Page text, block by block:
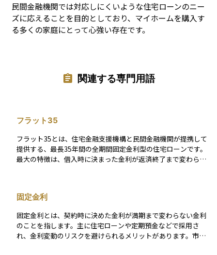
民間金融機関では対応しにくいような住宅ローンのニー
ズに応えることを目的としており、マイホームを購入す
る多くの家庭にとって心強い存在です。
関連する専門用語
フラット35
フラット35とは、住宅金融支援機構と民間金融機関が提携して
提供する、最長35年間の全期間固定金利型の住宅ローンです。
最大の特徴は、借入時に決まった金利が返済終了まで変わらな
フォームに利用され、一定の技術基準や住宅性能（例：省エネ
性、耐震性）を満たす住宅が対象です。また、所得制限がな
く、自営業者やフリーランスの方にも利用しやすいローンとし
て知られています。金融機関ごとに取り扱い条件や金利は異な
りますが、公的性格を持つ制度として、住宅取得支援の重要な
固定金利
固定金利とは、契約時に決めた金利が満期まで変わらない金利
のことを指します。主に住宅ローンや定期預金などで採用さ
れ、金利変動のリスクを避けられるメリットがあります。市場